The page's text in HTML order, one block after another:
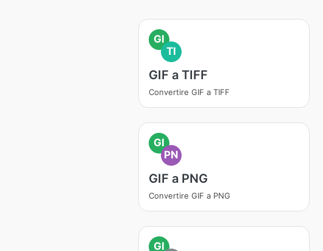
GI
TI
GIF a TIFF
Convertire GIF a TIFF
GI
PN
GIF a PNG
Convertire GIF a PNG
GI